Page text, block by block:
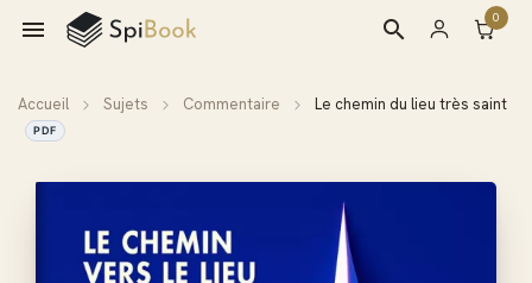
 0
search
Accueil Sujets Commentaire Le chemin du lieu très saint
PDF